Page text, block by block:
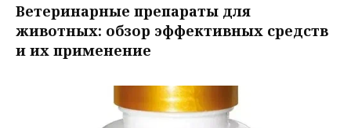
Ветеринарные препараты для
животных: обзор эффективных средств
и их применение